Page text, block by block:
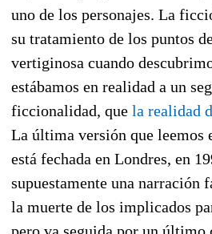
uno de los personajes. La
su tratamiento de los puntos
vertiginosa cuando
estábamos en realidad a un
ficcionalidad, que la realidad
La última versión que leemos
está fechada en Londres, en
supuestamente una narración
la muerte de los implicados